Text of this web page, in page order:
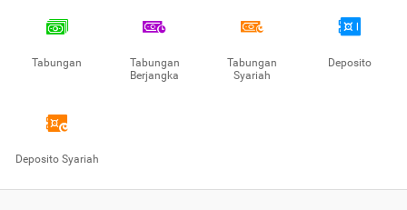
Tabungan
Tabungan
Berjangka
Tabungan
Syariah
Deposito
Deposito Syariah